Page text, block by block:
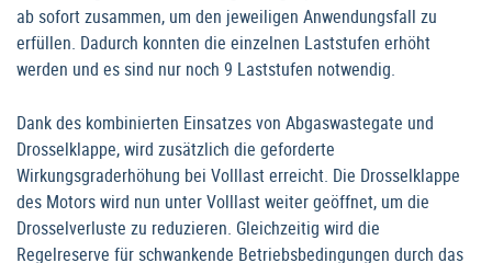
ab sofort zusammen, um den jeweiligen Anwendungsfall zu
erfüllen. Dadurch konnten die einzelnen Laststufen erhöht
werden und es sind nur noch 9 Laststufen notwendig.
Dank des kombinierten Einsatzes von Abgaswastegate und
Drosselklappe, wird zusätzlich die geforderte
Wirkungsgraderhöhung bei Volllast erreicht. Die Drosselklappe
des Motors wird nun unter Volllast weiter geöffnet, um die
Drosselverluste zu reduzieren. Gleichzeitig wird die
Regelreserve für schwankende Betriebsbedingungen durch das